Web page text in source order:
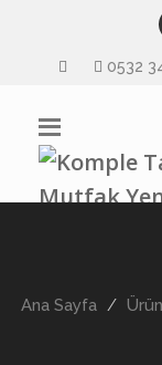
0532
Ana Sayfa